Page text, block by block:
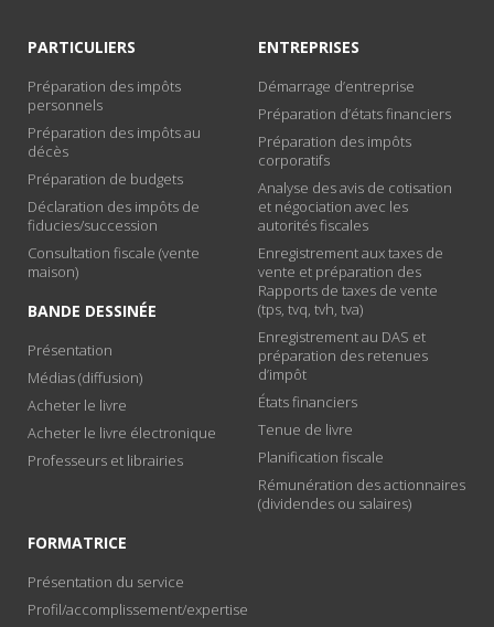
PARTICULIERS
Préparation des impôts
personnels
Préparation des impôts au
décès
Préparation de budgets
Déclaration des impôts de
fiducies/succession
Consultation fiscale (vente
maison)
BANDE DESSINÉE
Présentation
Médias (diffusion)
Acheter le livre
Acheter le livre électronique
Professeurs et librairies
ENTREPRISES
Démarrage d’entreprise
Préparation d’états financiers
Préparation des impôts
corporatifs
Analyse des avis de cotisation
et négociation avec les
autorités fiscales
Enregistrement aux taxes de
vente et préparation des
Rapports de taxes de vente
(tps, tvq, tvh, tva)
Enregistrement au DAS et
préparation des retenues
d’impôt
États financiers
Tenue de livre
Planification fiscale
Rémunération des actionnaires
(dividendes ou salaires)
FORMATRICE
Présentation du service
Profil/accomplissement/expertise